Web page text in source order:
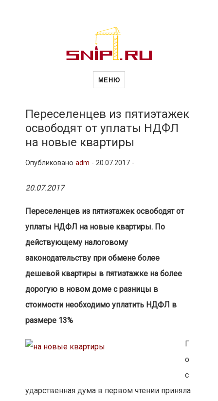
Новости
и
рубрики
МЕНЮ
Переселенцев из пятиэтажек
освободят от уплаты НДФЛ
на новые квартиры
Опубликовано adm - 20.07.2017 -
20.07.2017
Переселенцев из пятиэтажек освободят от
уплаты НДФЛ на новые квартиры. По
действующему налоговому
законодательству при обмене более
дешевой квартиры в пятиэтажке на более
дорогую в новом доме с разницы в
стоимости необходимо уплатить НДФЛ в
размере 13%
Г
о
с
ударственная дума в первом чтении приняла